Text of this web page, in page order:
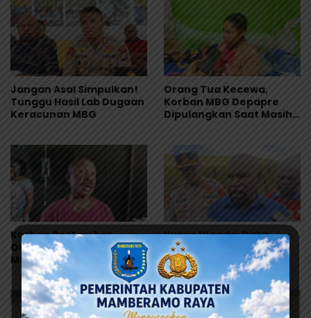
Jangan Asal Simpulkan!
Tunggu Hasil Lab Dugaan
Keracunan MBG
Orang Tua Kecewa,
Korban MBG Depapre
Dipulangkan Saat Masih
Korban Bertambah,
Orang Tua Murid Desak
MBG di Pesisir Tanah
Merah Dihentikan
Yunus Wonda: Data
Korban MBG Akan
Diumumkan Setelah
Observasi Tiga Hari